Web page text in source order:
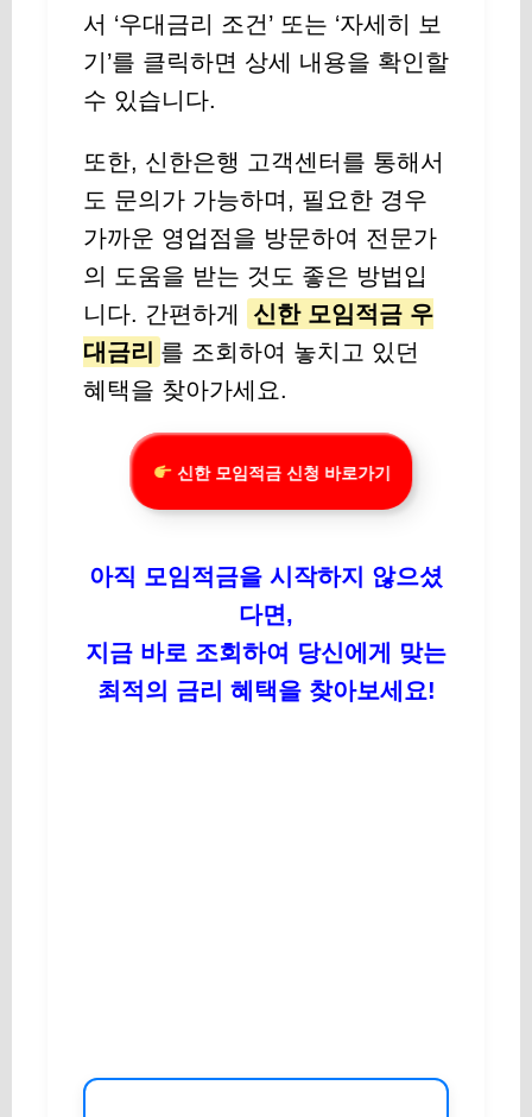
서 ‘우대금리 조건’ 또는 ‘자세히 보
기’를 클릭하면 상세 내용을 확인할
수 있습니다.
또한, 신한은행 고객센터를 통해서
도 문의가 가능하며, 필요한 경우
가까운 영업점을 방문하여 전문가
의 도움을 받는 것도 좋은 방법입
니다. 간편하게
신한 모임적금 우
대금리 를 조회하여 놓치고 있던
혜택을 찾아가세요.
신한 모임적금 신청 바로가기
아직 모임적금을 시작하지 않으셨
다면,
지금 바로 조회하여 당신에게 맞는
최적의 금리 혜택을 찾아보세요!